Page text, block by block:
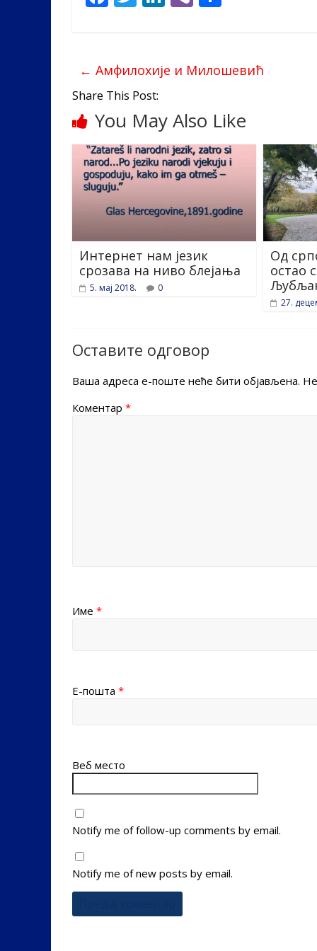
b
o
o
k
er e
n
e
← Амфилохије и Милошевић
Share This Post:
You May Also Like
Интернет нам језик
срозава на ниво блејања
5. мај 2018. 0
Од
остао
27.
Оставите одговор
Ваша адреса е-поште неће бити објављена.
Коментар *
Име *
Е-пошта *
Веб место
Notify me of follow-up comments by email.
Notify me of new posts by email.